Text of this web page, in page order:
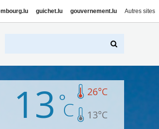
guichet.lu gouvernement.lu Autres sites
13 26°C
13°C